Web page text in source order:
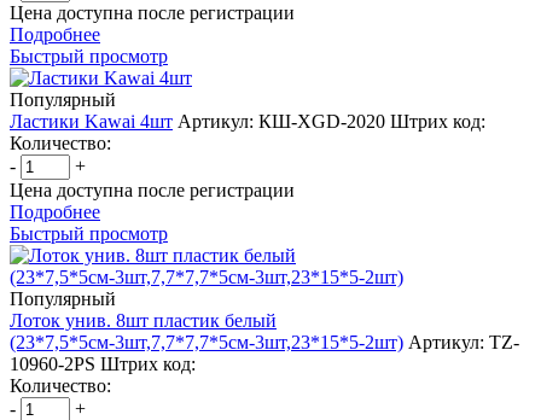
Цена доступна после регистрации
Подробнее
Быстрый просмотр
Популярный
Ластики Kawai 4шт Артикул: КШ-XGD-2020 Штрих код:
Количество:
-
+
Цена доступна после регистрации
Подробнее
Быстрый просмотр
Популярный
Лоток унив. 8шт пластик белый
(23*7,5*5см-3шт,7,7*7,7*5см-3шт,23*15*5-2шт) Артикул: TZ-
10960-2PS Штрих код:
Количество:
-
+